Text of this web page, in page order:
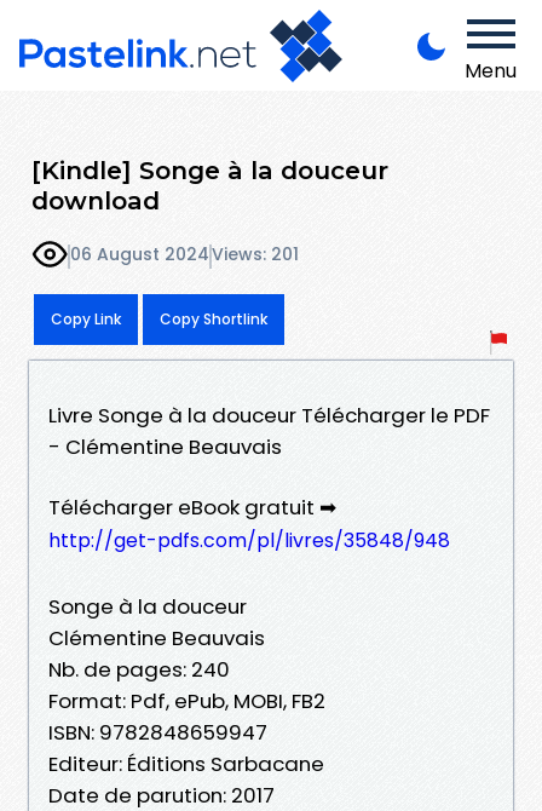
Menu
[Kindle] Songe à la douceur
download
06 August 2024Views: 201
Copy Link Copy Shortlink
Livre Songe à la douceur Télécharger le PDF
- Clémentine Beauvais
Télécharger eBook gratuit ➡
http://get-pdfs.com/pl/livres/35848/948
Songe à la douceur
Clémentine Beauvais
Nb. de pages: 240
Format: Pdf, ePub, MOBI, FB2
ISBN: 9782848659947
Editeur: Éditions Sarbacane
Date de parution: 2017